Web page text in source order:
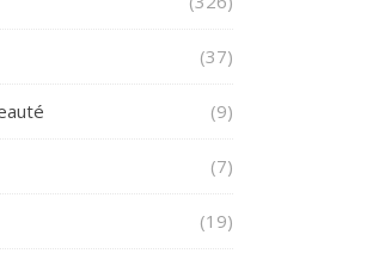
(37)
(9)
(7)
(19)